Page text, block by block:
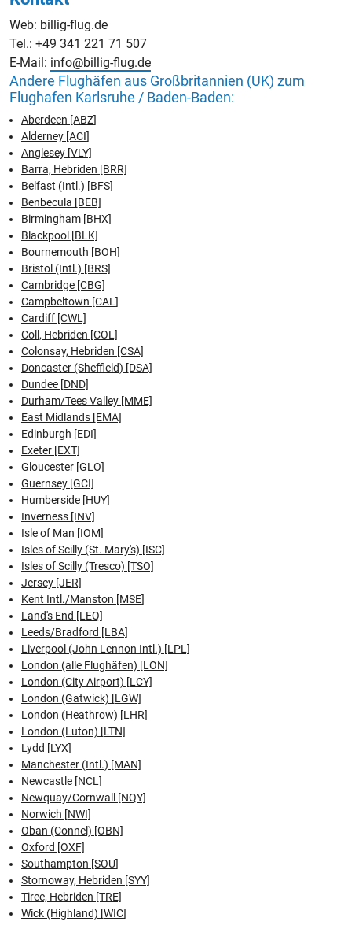
Web: billig-flug.de
Tel.: +49 341 221 71 507
E-Mail: info@billig-flug.de
Andere Flughäfen aus Großbritannien (UK) zum
Flughafen Karlsruhe / Baden-Baden:
Aberdeen [ABZ]
Alderney [ACI]
Anglesey [VLY]
Barra, Hebriden [BRR]
Belfast (Intl.) [BFS]
Benbecula [BEB]
Birmingham [BHX]
Blackpool [BLK]
Bournemouth [BOH]
Bristol (Intl.) [BRS]
Cambridge [CBG]
Campbeltown [CAL]
Cardiff [CWL]
Coll, Hebriden [COL]
Colonsay, Hebriden [CSA]
Doncaster (Sheffield) [DSA]
Dundee [DND]
Durham/Tees Valley [MME]
East Midlands [EMA]
Edinburgh [EDI]
Exeter [EXT]
Gloucester [GLO]
Guernsey [GCI]
Humberside [HUY]
Inverness [INV]
Isle of Man [IOM]
Isles of Scilly (St. Mary's) [ISC]
Isles of Scilly (Tresco) [TSO]
Jersey [JER]
Kent Intl./Manston [MSE]
Land's End [LEQ]
Leeds/Bradford [LBA]
Liverpool (John Lennon Intl.) [LPL]
London (alle Flughäfen) [LON]
London (City Airport) [LCY]
London (Gatwick) [LGW]
London (Heathrow) [LHR]
London (Luton) [LTN]
Lydd [LYX]
Manchester (Intl.) [MAN]
Newcastle [NCL]
Newquay/Cornwall [NQY]
Norwich [NWI]
Oban (Connel) [OBN]
Oxford [OXF]
Southampton [SOU]
Stornoway, Hebriden [SYY]
Tiree, Hebriden [TRE]
Wick (Highland) [WIC]